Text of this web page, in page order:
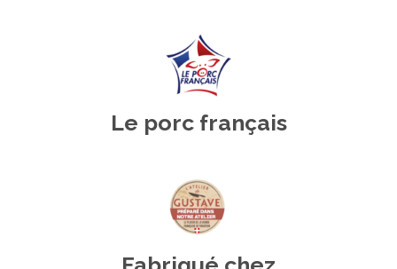
Le porc français